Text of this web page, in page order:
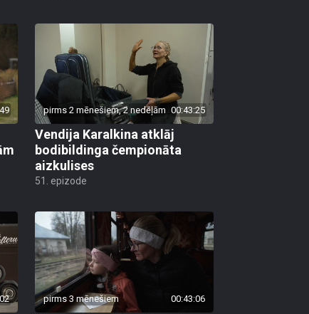
pirms 2 mēnešiem, 2 nedēļām 00:43:25
Vendija Karalkina atklāj
bodibildinga čempionāta
aizkulises
51. epizode
pirms 3 mēnešiem 00:43:06